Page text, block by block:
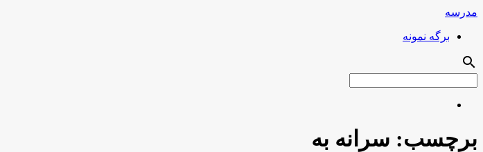
مدرسه
برگه نمونه
search
برچسب: سرانه به